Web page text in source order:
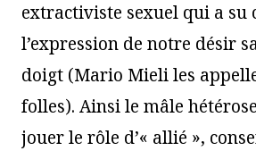
extractiviste sexuel qui a su
l’expression de notre désir
doigt (Mario Mieli les
folles). Ainsi le mâle
jouer le rôle d’« allié »,